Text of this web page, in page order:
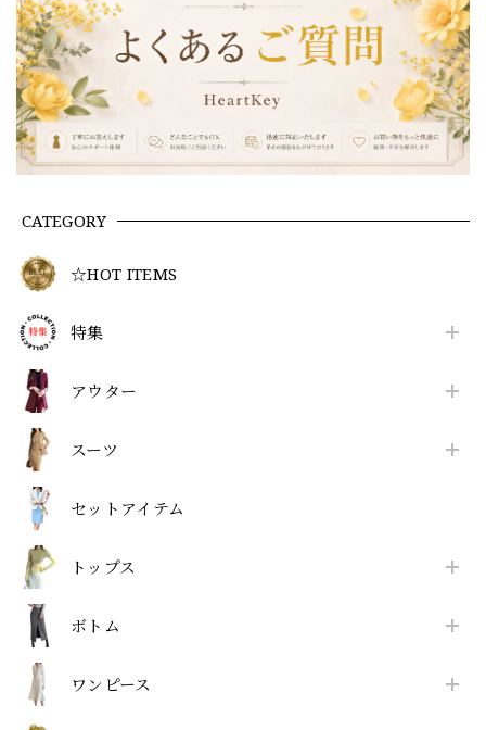
CATEGORY
☆HOT ITEMS
特集
アウター
スーツ
セットアイテム
トップス
ボトム
ワンピース